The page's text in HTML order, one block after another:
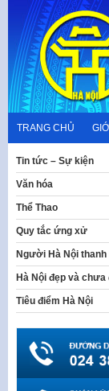
content
TRANG CHỦ
Tin tức – Sự kiện
Văn hóa
Thể Thao
Quy tắc ứng xử
Người Hà Nội
Hà Nội đẹp và chưa
Tiêu điểm Hà Nội